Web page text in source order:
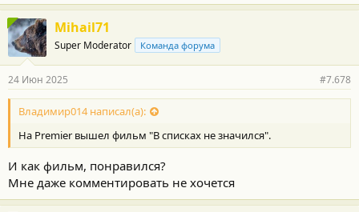
Mihail71
Super Moderator Команда форума
24 Июн 2025 #7.678
Владимир014 написал(а):
На Premier вышел фильм "В списках не значился".
И как фильм, понравился?
Мне даже комментировать не хочется